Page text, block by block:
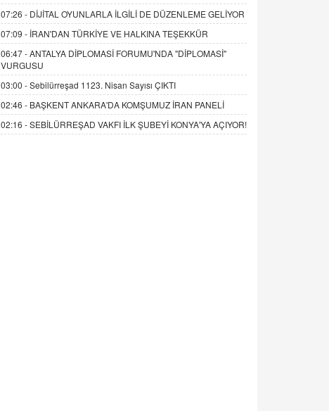
07:26 - DİJİTAL OYUNLARLA İLGİLİ DE DÜZENLEME GELİYOR
07:09 - İRAN'DAN TÜRKİYE VE HALKINA TEŞEKKÜR
06:47 -ANTALYA DİPLOMASİ FORUMU'NDA "DİPLOMASİ"
VURGUSU
03:00 -Sebilürreşad 1123. Nisan Sayısı ÇIKTI
02:46 - BAŞKENT ANKARA'DA KOMŞUMUZ İRAN PANELİ
02:16 -SEBİLÜRREŞAD VAKFI İLK ŞUBEYİ KONYA'YA AÇIYOR!